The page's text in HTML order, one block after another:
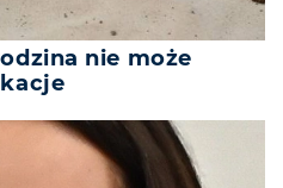
nie może